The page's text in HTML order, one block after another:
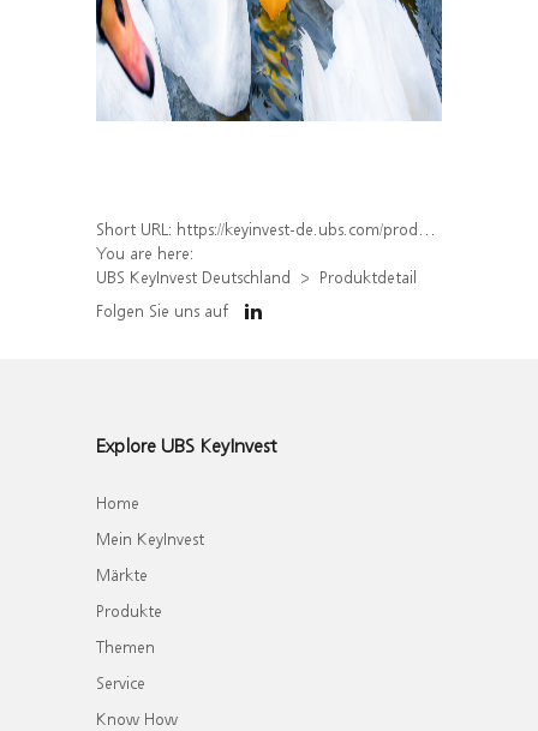
Short URL: https://keyinvest-de.ubs.com/produkt/detail/index/isin/DE000WA37PY9
You are here:
UBS KeyInvest Deutschland
Produktdetail
Folgen Sie uns auf
Explore UBS KeyInvest
Home
Mein KeyInvest
Märkte
Produkte
Themen
Service
Know How